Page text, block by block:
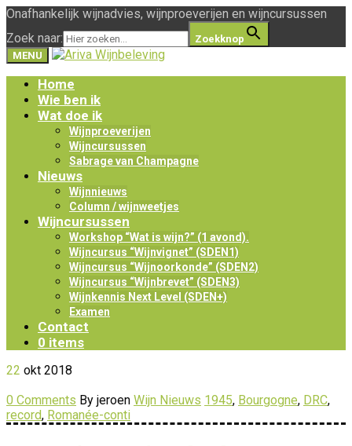
Onafhankelijk wijnadvies, wijnproeverijen en wijncursussen
Zoek naar:
Zoekknop
MENU
Home
Wie ben ik
Wat doe ik
Wijnproeverijen
Wijncursussen
Sabrage van Champagne
Nieuws
Wijnnieuws
Column / wijnweetjes
Wijncursussen
Workshop “Wat is wijn?” (1 avond).
Wijncursus “Wijnvignet” (SDEN1)
Wijncursus “Wijnoorkonde” (SDEN2)
Wijncursus “Wijnbrevet” (SDEN3)
Wijnkennis Next Level (SDEN+)
Examen
Contact
0 items
22 okt 2018
0 Comments By jeroen Wijn Nieuws 1945, Bourgogne, DRC,
record, Romanée-conti